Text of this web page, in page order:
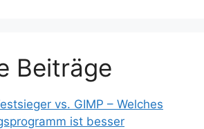
Beiträge
vs. GIMP – Welches
ist besser